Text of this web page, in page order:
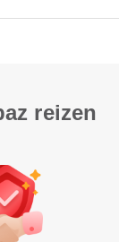
reizen